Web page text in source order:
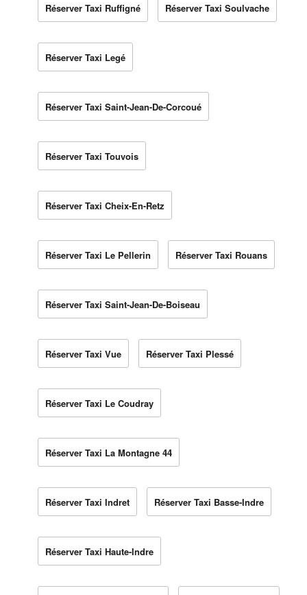
Réserver Taxi Ruffigné Réserver Taxi Soulvache
Réserver Taxi Legé
Réserver Taxi Saint-Jean-De-Corcoué
Réserver Taxi Touvois
Réserver Taxi Cheix-En-Retz
Réserver Taxi Le Pellerin Réserver Taxi Rouans
Réserver Taxi Saint-Jean-De-Boiseau
Réserver Taxi Vue Réserver Taxi Plessé
Réserver Taxi Le Coudray
Réserver Taxi La Montagne 44
Réserver Taxi Indret Réserver Taxi Basse-Indre
Réserver Taxi Haute-Indre